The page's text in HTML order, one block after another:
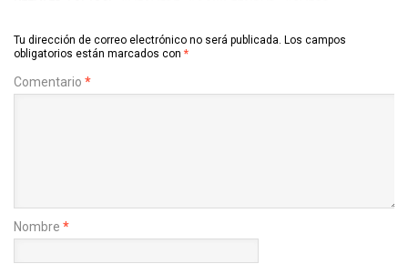
Tu dirección de correo electrónico no será publicada. Los campos
obligatorios están marcados con *
Comentario *
Nombre *